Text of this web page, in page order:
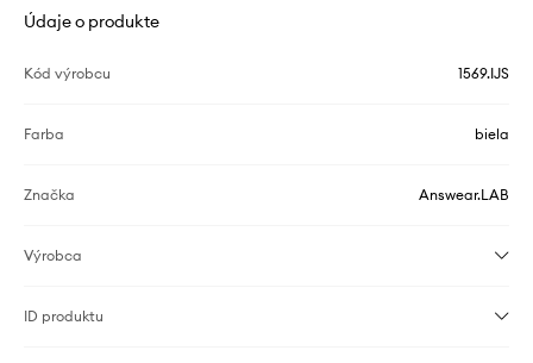
Údaje o produkte
Kód výrobcu 1569.IJS
Farba biela
Značka Answear.LAB
Výrobca
ID produktu